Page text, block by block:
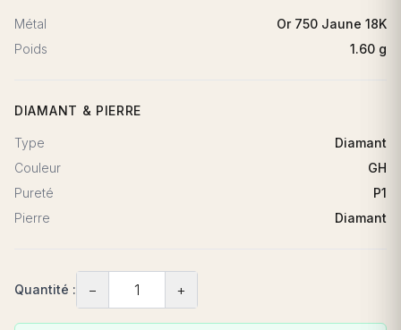
Métal
Or 750 Jaune 18K
Poids
1.60 g
DIAMANT & PIERRE
Type
Diamant
Couleur
GH
Pureté
P1
Pierre
Diamant
Quantité : − +